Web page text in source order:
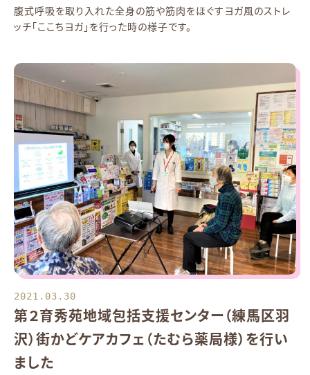
腹式呼吸を取り入れた全身の筋や筋肉をほぐすヨガ風のストレ
ッチ「ここちヨガ」を行った時の様子です。
2021.03.30
第２育秀苑地域包括支援センター（練馬区羽
沢）街かどケアカフェ（たむら薬局様）を行い
ました